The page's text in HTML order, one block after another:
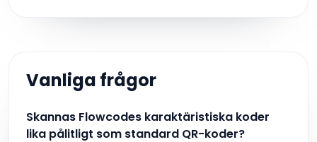
Vanliga frågor
Skannas Flowcodes karaktäristiska koder
lika pålitligt som standard QR-koder?